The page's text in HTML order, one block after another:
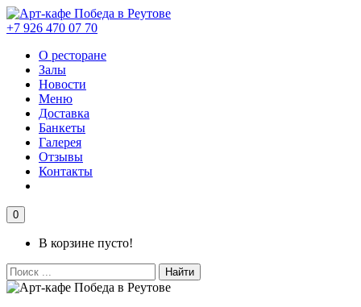
+7 926 470 07 70
О ресторане
Залы
Новости
Меню
Доставка
Банкеты
Галерея
Отзывы
Контакты
0
В корзине пусто!
Найти